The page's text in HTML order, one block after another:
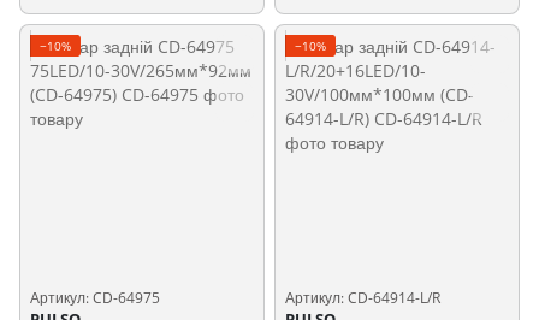
−10%
Артикул: CD-64975
−10%
Артикул: CD-64914-L/R